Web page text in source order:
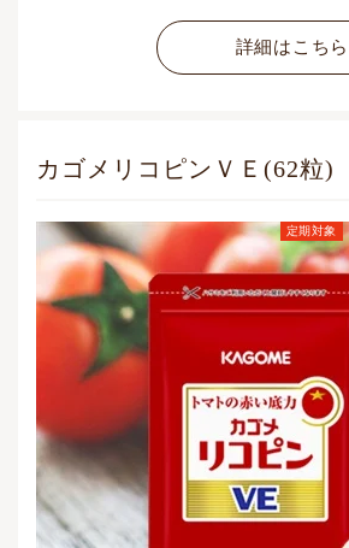
詳細はこちら
カゴメリコピンＶＥ(62粒)
定期対象
定期お
(毎月1点)
4,269
通常価格
4,628